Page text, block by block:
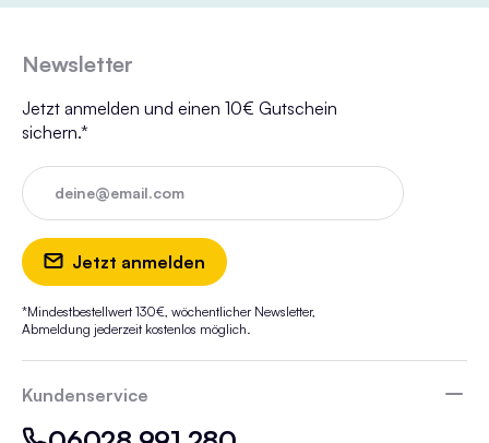
Newsletter
Jetzt anmelden und einen 10€ Gutschein
sichern.*
deine@email.com
Jetzt anmelden
*Mindestbestellwert 130€, wöchentlicher Newsletter,
Abmeldung jederzeit kostenlos möglich.
Kundenservice